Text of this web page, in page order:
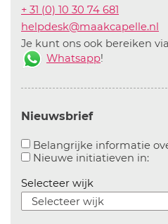
+ 31 (0) 10 30 74 681
helpdesk@maakcapelle.nl
Je kunt ons ook bereiken via
Whatsapp!
Nieuwsbrief
Belangrijke informatie
Nieuwe initiatieven in:
Selecteer wijk